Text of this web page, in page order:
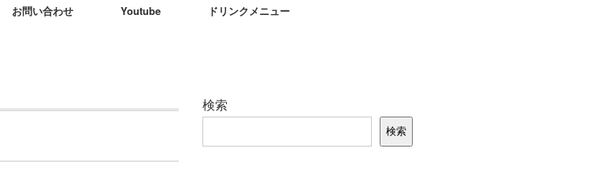
お問い合わせ Youtube ドリンクメニュー
検索
検索